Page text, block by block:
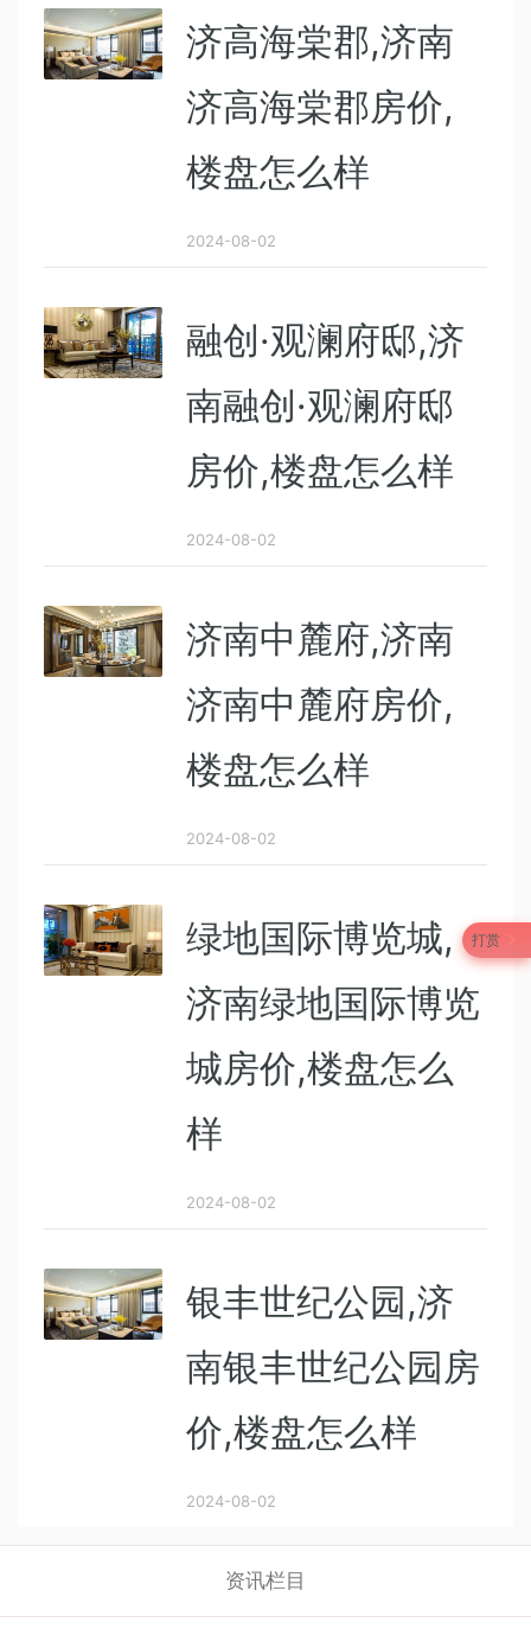
打赏
济高海棠郡,济南
济高海棠郡房价,
楼盘怎么样
2024-08-02
融创·观澜府邸,济
南融创·观澜府邸
房价,楼盘怎么样
2024-08-02
济南中麓府,济南
济南中麓府房价,
楼盘怎么样
2024-08-02
绿地国际博览城,
济南绿地国际博览
城房价,楼盘怎么
样
2024-08-02
银丰世纪公园,济
南银丰世纪公园房
价,楼盘怎么样
2024-08-02
资讯栏目